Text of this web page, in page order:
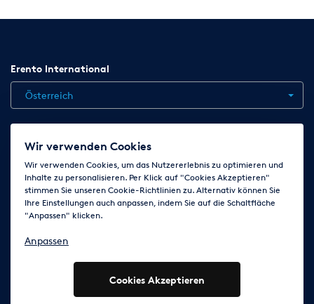
Erento International
Österreich
Jobs Kontakt News
AGB
Impressum Cookie-Einstellungen ändern
Folge uns auf
© 2003 - 2026 Erento Campanda GmbH - Alle Rechte
Wir verwenden Cookies
Wir verwenden Cookies, um das Nutzererlebnis zu optimieren und
Inhalte zu personalisieren. Per Klick auf "Cookies Akzeptieren"
stimmen Sie unseren Cookie-Richtlinien zu. Alternativ können Sie
Ihre Einstellungen auch anpassen, indem Sie auf die Schaltfläche
"Anpassen" klicken.
Anpassen
Cookies Akzeptieren